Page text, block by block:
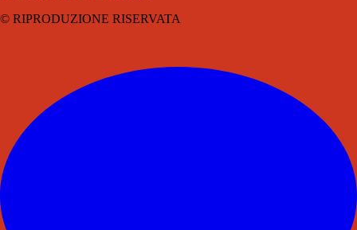
© RIPRODUZIONE RISERVATA